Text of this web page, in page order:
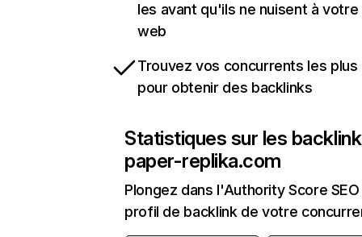
les avant qu'ils ne nuisent à
web
Trouvez vos concurrents les
pour obtenir des backlinks
Statistiques sur les
paper-replika.com
Plongez dans l'Authority Score
profil de backlink de votre